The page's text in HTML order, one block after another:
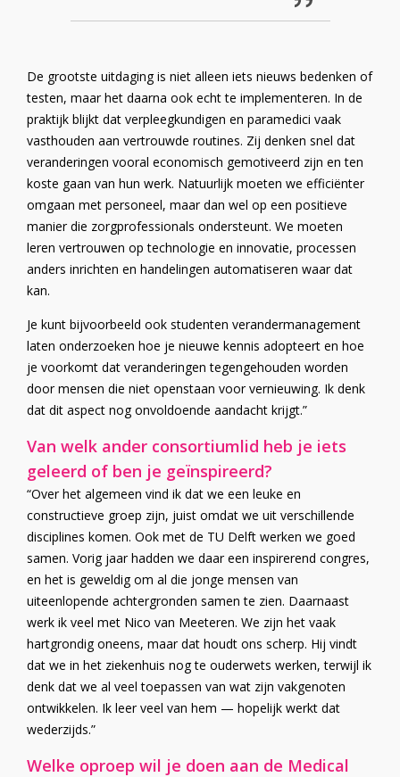
De grootste uitdaging is niet alleen iets nieuws bedenken of
testen, maar het daarna ook echt te implementeren. In de
praktijk blijkt dat verpleegkundigen en paramedici vaak
vasthouden aan vertrouwde routines. Zij denken snel dat
veranderingen vooral economisch gemotiveerd zijn en ten
koste gaan van hun werk. Natuurlijk moeten we efficiënter
omgaan met personeel, maar dan wel op een positieve
manier die zorgprofessionals ondersteunt. We moeten
leren vertrouwen op technologie en innovatie, processen
anders inrichten en handelingen automatiseren waar dat
kan.
Je kunt bijvoorbeeld ook studenten verandermanagement
laten onderzoeken hoe je nieuwe kennis adopteert en hoe
je voorkomt dat veranderingen tegengehouden worden
door mensen die niet openstaan voor vernieuwing. Ik denk
dat dit aspect nog onvoldoende aandacht krijgt.”
Van welk ander consortiumlid heb je iets
geleerd of ben je geïnspireerd?
“Over het algemeen vind ik dat we een leuke en
constructieve groep zijn, juist omdat we uit verschillende
disciplines komen. Ook met de TU Delft werken we goed
samen. Vorig jaar hadden we daar een inspirerend congres,
en het is geweldig om al die jonge mensen van
uiteenlopende achtergronden samen te zien. Daarnaast
werk ik veel met Nico van Meeteren. We zijn het vaak
hartgrondig oneens, maar dat houdt ons scherp. Hij vindt
dat we in het ziekenhuis nog te ouderwets werken, terwijl ik
denk dat we al veel toepassen van wat zijn vakgenoten
ontwikkelen. Ik leer veel van hem — hopelijk werkt dat
wederzijds.”
Welke oproep wil je doen aan de Medical